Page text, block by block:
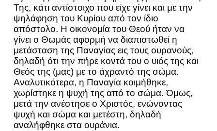
Της, κάτι αντίστοιχο που είχε γίνει και με την
ψηλάφηση του Κυρίου από τον ίδιο
απόστολο. Η οικονομία του Θεού ήταν να
γίνει ο Θωμάς αφορμή να διαπιστωθεί η
μετάσταση της Παναγίας εις τους ουρανούς,
δηλαδή ότι την πήρε κοντά του ο υιός της και
Θεός της (μας) με το άχραντό της σώμα.
Αναλυτικότερα, η Παναγία κοιμήθηκε,
χωρίστηκε η ψυχή της από το σώμα. Όμως,
μετά την ανέστησε ο Χριστός, ενώνοντας
ψυχή και σώμα και μετέστη, δηλαδή
αναλήφθηκε στα ουράνια.